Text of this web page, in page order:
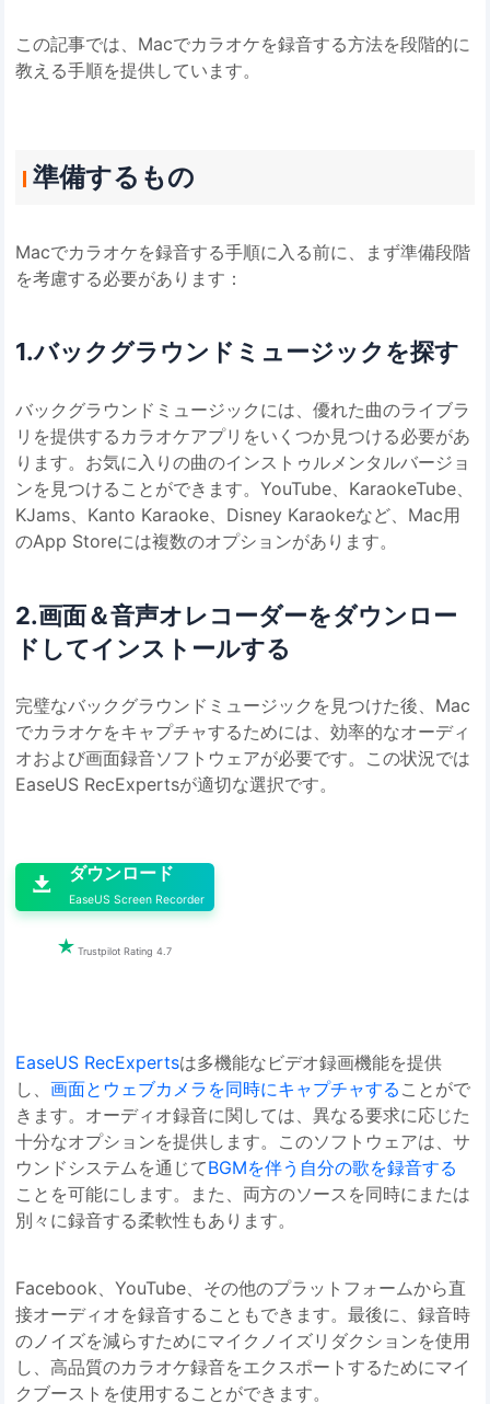
この記事では、Macでカラオケを録音する方法を段階的に
教える手順を提供しています。
準備するもの
Macでカラオケを録音する手順に入る前に、まず準備段階
を考慮する必要があります：
1.バックグラウンドミュージックを探す
バックグラウンドミュージックには、優れた曲のライブラ
リを提供するカラオケアプリをいくつか見つける必要があ
ります。お気に入りの曲のインストゥルメンタルバージョ
ンを見つけることができます。YouTube、KaraokeTube、
KJams、Kanto Karaoke、Disney Karaokeなど、Mac用
のApp Storeには複数のオプションがあります。
2.画面＆音声オレコーダーをダウンロー
ドしてインストールする
完璧なバックグラウンドミュージックを見つけた後、Mac
でカラオケをキャプチャするためには、効率的なオーディ
オおよび画面録音ソフトウェアが必要です。この状況では
EaseUS RecExpertsが適切な選択です。
 ダウンロード
EaseUS Screen Recorder
 Trustpilot Rating 4.7
EaseUS RecExpertsは多機能なビデオ録画機能を提供
し、画面とウェブカメラを同時にキャプチャする ことがで
きます。オーディオ録音に関しては、異なる要求に応じた
十分なオプションを提供します。このソフトウェアは、サ
ウンドシステムを通じてBGMを伴う自分の歌を録音する
ことを可能にします。また、両方のソースを同時にまたは
別々に録音する柔軟性もあります。
Facebook、YouTube、その他のプラットフォームから直
接オーディオを録音することもできます。最後に、録音時
のノイズを減らすためにマイクノイズリダクションを使用
し、高品質のカラオケ録音をエクスポートするためにマイ
クブーストを使用することができます。